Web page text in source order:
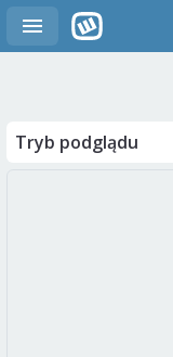
Tryb podglądu